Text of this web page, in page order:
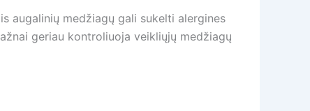
augalinių medžiagų gali sukelti alergines
geriau kontroliuoja veikliųjų medžiagų